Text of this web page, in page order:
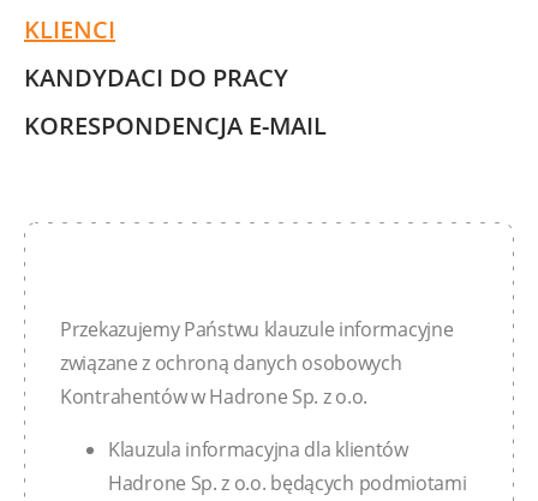
KLIENCI
KANDYDACI DO PRACY
KORESPONDENCJA E-MAIL
Przekazujemy Państwu klauzule informacyjne
związane z ochroną danych osobowych
Kontrahentów w Hadrone Sp. z o.o.
Klauzula informacyjna dla klientów
Hadrone Sp. z o.o. będących podmiotami